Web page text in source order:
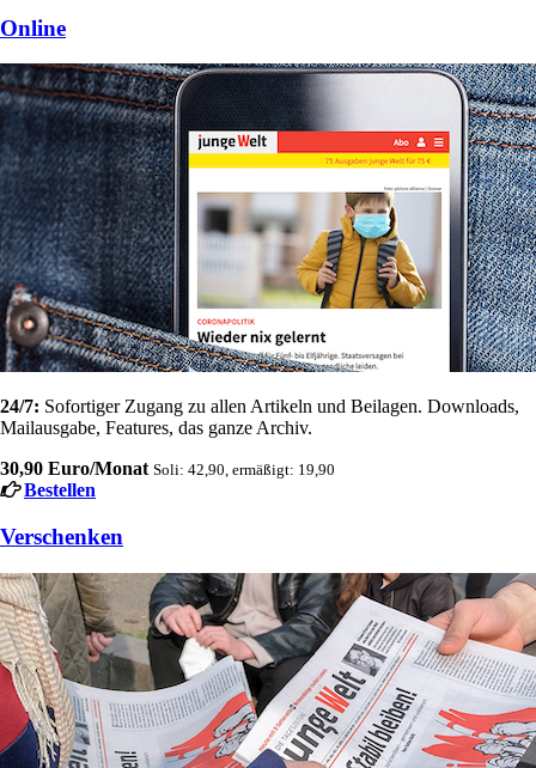
Online
24/7: Sofortiger Zugang zu allen Artikeln und Beilagen. Downloads,
Mailausgabe, Features, das ganze Archiv.
30,90 Euro/Monat Soli: 42,90, ermäßigt: 19,90
Bestellen
Verschenken